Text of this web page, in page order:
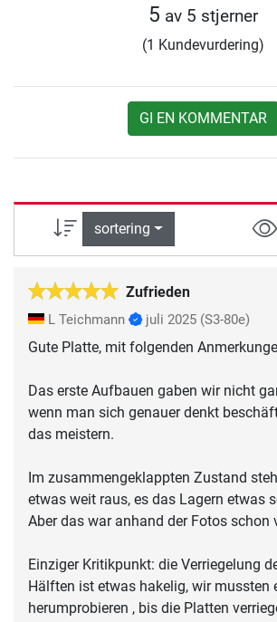
5 av 5 stjerner
(1 Kundevurdering)
GI EN KOMMENTAR
sortering
Zufrieden
L Teichmann juli 2025 (S3-80e)
Gute Platte, mit folgenden
Das erste Aufbauen gaben wir nicht
wenn man sich genauer denkt
das meistern.
Im zusammengeklappten Zustand
etwas weit raus, es das Lagern etwas
Aber das war anhand der Fotos schon
Einziger Kritikpunkt: die Verriegelung
Hälften ist etwas hakelig, wir mussten
herumprobieren , bis die Platten